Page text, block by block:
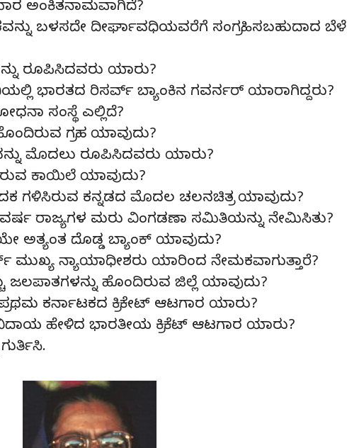
ಅಂಕಿತನಾಮವಾಗಿದೆ?
ಬಳಸದೇ ದೀರ್ಘಾವಧಿಯವರೆಗೆ ಸಂಗ್ರಹಿಸಬಹುದಾದ ಬೆಳೆ
ರೂಪಿಸಿದವರು ಯಾರು?
ಭಾರತದ ರಿಸರ್ವ್ ಬ್ಯಾಂಕಿನ ಗವರ್ನರ್ ಯಾರಾಗಿದ್ದರು?
ಸಂಸ್ಥೆ ಎಲ್ಲಿದೆ?
ಗ್ರಹ ಯಾವುದು?
ಮೊದಲು ರೂಪಿಸಿದವರು ಯಾರು?
ಕಾಯಿಲೆ ಯಾವುದು?
ಗಳಿಸಿರುವ ಕನ್ನಡದ ಮೊದಲ ಚಲನಚಿತ್ರ ಯಾವುದು?
ರಾಜ್ಯಗಳ ಮರು ವಿಂಗಡಣಾ ಸಮಿತಿಯನ್ನು ನೇಮಿಸಿತು?
ಅತ್ಯಂತ ದೊಡ್ಡ ಬ್ಯಾಂಕ್ ಯಾವುದು?
ನ್ಯಾಯಾಧೀಶರು ಯಾರಿಂದ ನೇಮಕವಾಗುತ್ತಾರೆ?
ಹೊಂದಿರುವ ಜಿಲ್ಲೆ ಯಾವುದು?
ಕರ್ನಾಟಕದ ಕ್ರಿಕೇಟ್ ಆಟಗಾರ ಯಾರು?
ಹೇಳಿದ ಭಾರತೀಯ ಕ್ರಿಕೆಟ್ ಆಟಗಾರ ಯಾರು?